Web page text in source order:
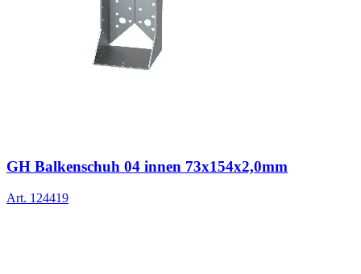
GH Balkenschuh 04 innen 73x154x2,0mm
Art. 124419